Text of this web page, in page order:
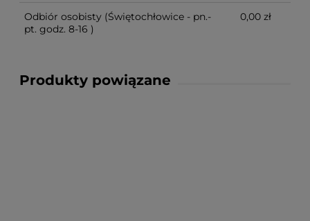
Odbiór osobisty (Świętochłowice - pn.-
pt. godz. 8-16 )
0,00 zł
Produkty powiązane